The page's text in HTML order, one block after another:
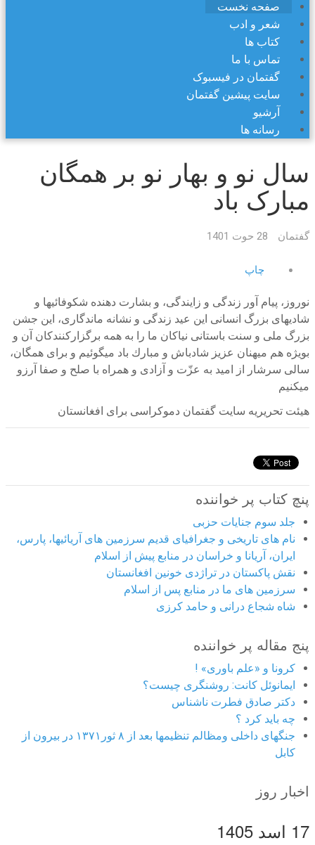
صفحه نخست
شعر و ادب
کتاب ها
تماس با ما
گفتمان در فیسبوک
سایت پیشین گفتمان
آرشیو
رسانه ها
سال نو و بهار نو بر همگان
مبارک باد
گفتمان 28 حوت 1401
چاپ
نوروز، پيام آور زندگی و زایندگی، و بشارت دهنده شکوفائیها و
شادیهای بزرگ انسانی این عيد زندگی و نشانه ماندگاری، این جشن
بزرگ ملی و سنت باستانی نیاکان ما را به همه برگزارکنندکان آن و
بویژه هم ميهنان عزیز شادباش و مبارك باد میگوئيم و برای همگان،
سالی سرشار از اميد به عزّت و آزادی و همراه با صلح و صفا آرزو
میکنيم
هيئت تحریریه سایت گفتمان دموکراسی برای افغانستان
پنچ کتاب پر خواننده
جلد سوم جنایات حزبی
نام های تاریخی و جغرافیای قدیم سرزمین های آریائیها، پارس،
ایران، آریانا و خراسان در منابع پیش از اسلام
نقش پاکستان در تراژدی خونین افغانستان
سرزمین های ما در منابع پس از اسلام
شاه شجاع درانی و حامد کرزی
پنج مقاله پر خواننده
کرونا و «علم باوری» !
ایمانوئل کانت: روشنگری چیست؟
دکتر صادق فطرت ناشناس
چه باید کرد ؟
جنگهای داخلی ومظالم تنظیمها بعد از ۸ ثور۱۳۷۱ در بیرون از
کابل
اخبار روز
17 اسد 1405